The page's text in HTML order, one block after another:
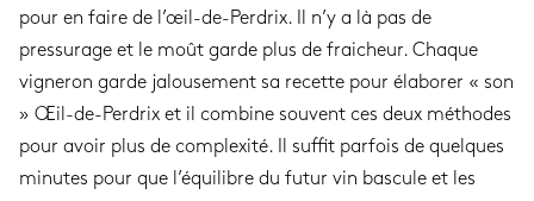
pour en faire de l’œil-de-Perdrix. Il n’y a là pas de
pressurage et le moût garde plus de fraicheur. Chaque
vigneron garde jalousement sa recette pour élaborer « son
» Œil-de-Perdrix et il combine souvent ces deux méthodes
pour avoir plus de complexité. Il suffit parfois de quelques
minutes pour que l’équilibre du futur vin bascule et les